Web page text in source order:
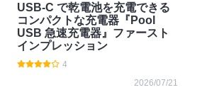
USB-C で乾電池を充電できる
コンパクトな充電器『Pool
USB 急速充電器』ファースト
インプレッション
4
2026/07/21